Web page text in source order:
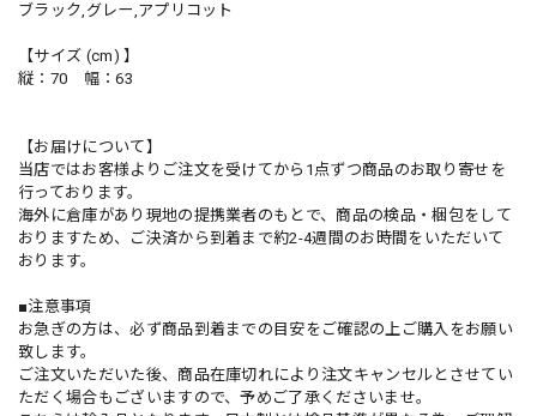
ブラック,グレー,アプリコット
【サイズ (cm) 】
縦：70 幅：63
【お届けについて】
当店ではお客様よりご注文を受けてから1点ずつ商品のお取り寄せを
行っております。
海外に倉庫があり現地の提携業者のもとで、商品の検品・梱包をして
おりますため、ご決済から到着まで約2-4週間のお時間をいただいて
おります。
■注意事項
お急ぎの方は、必ず商品到着までの目安をご確認の上ご購入をお願い
致します。
ご注文いただいた後、商品在庫切れにより注文キャンセルとさせてい
ただく場合もございますので、予めご了承くださいませ。